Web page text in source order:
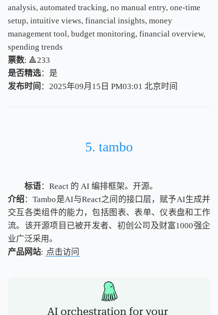
analysis, automated tracking, no manual entry, one-time
setup, intuitive views, financial insights, money
management tool, budget monitoring, financial overview,
spending trends
票数: 🔺233
是否精选：是
发布时间 ：2025年09月15日 PM03:01 北京时间
北京时间
5. tambo
标语：React 的 AI 编排框架。开源。
介绍：Tambo是AI与React之间的接口层，赋予AI生成并
交互各类组件的能力，包括图表、表单、仪表盘和工作
流。该开源项目已被开发者、初创公司及财富1000强企
业广泛采用。
产品网站: 点击访问